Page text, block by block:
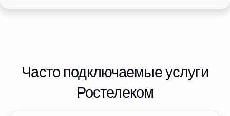
Часто подключаемые услуги
Ростелеком